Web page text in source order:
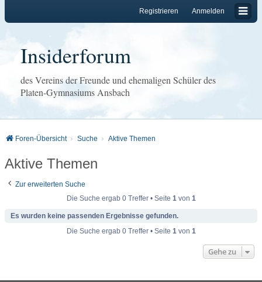
Anmelden
Registrieren
Insiderforum
des Vereins der Freunde und ehemaligen Schüler des
Platen-Gymnasiums Ansbach
Foren-Übersicht Suche Aktive Themen
Aktive Themen
Zur erweiterten Suche
Die Suche ergab 0 Treffer • Seite 1von 1
Es wurden keine passenden Ergebnisse gefunden.
Die Suche ergab 0 Treffer • Seite 1von 1
Gehe zu